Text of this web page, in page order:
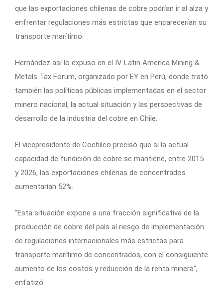
que las exportaciones chilenas de cobre podrían ir al alza y
enfrentar regulaciones más estrictas que encarecerían su
transporte marítimo.
Hernández así lo expuso en el IV Latin America Mining &
Metals Tax Forum, organizado por EY en Perú, donde trató
también las políticas públicas implementadas en el sector
minero nacional, la actual situación y las perspectivas de
desarrollo de la industria del cobre en Chile.
El vicepresidente de Cochilco precisó que si la actual
capacidad de fundición de cobre se mantiene, entre 2015
y 2026, las exportaciones chilenas de concentrados
aumentarían 52%.
“Esta situación expone a una fracción significativa de la
producción de cobre del país al riesgo de implementación
de regulaciones internacionales más estrictas para
transporte marítimo de concentrados, con el consiguiente
aumento de los costos y reducción de la renta minera”,
enfatizó.